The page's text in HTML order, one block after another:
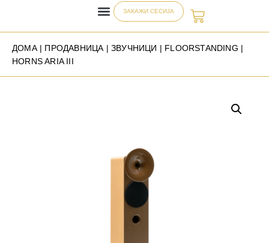
ЗАКАЖИ СЕСИЈА
ДОМА| ПРОДАВНИЦА |ЗВУЧНИЦИ | FLOORSTANDING |
HORNS ARIA III